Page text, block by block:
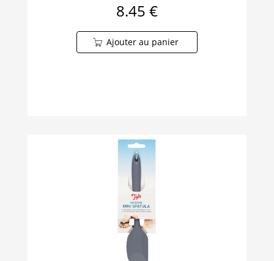
8.45 €
Ajouter au panier